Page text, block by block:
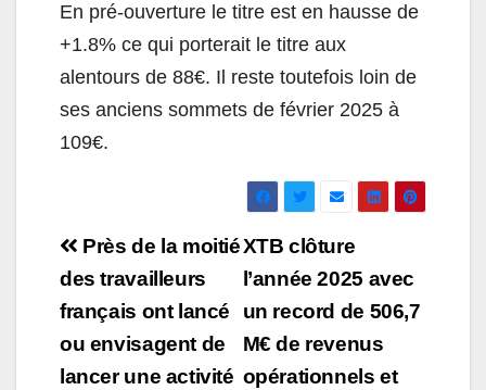
En pré-ouverture le titre est en hausse de
+1.8% ce qui porterait le titre aux
alentours de 88€. Il reste toutefois loin de
ses anciens sommets de février 2025 à
109€.
Navigation
de
l’article
XTB clôture
l’année 2025 avec
un record de 506,7
M€ de revenus
opérationnels et
Près de la moitié
des travailleurs
français ont lancé
ou envisagent de
lancer une activité